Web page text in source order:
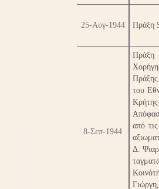
25-Αύγ-1944 Πράξη
8-Σεπ-1944
Πράξη
του
από
Δ.